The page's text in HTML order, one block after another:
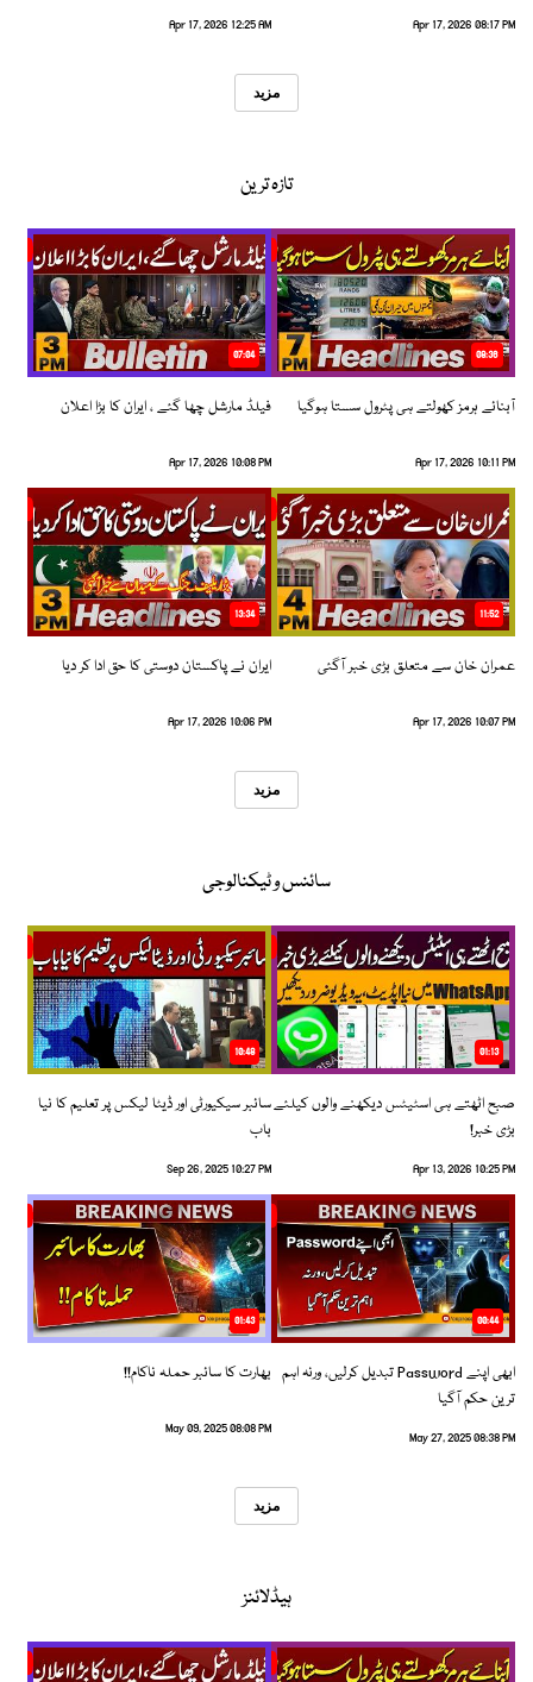
Apr 17, 2026 08:17 PM
Apr 17, 2026 12:25 AM
مزید
تازہ ترین
08:36
آبنائے ہرمز کھولتے ہی پٹرول سستا ہوگیا
Apr 17, 2026 10:11 PM
07:04
فیلڈ مارشل چھا گئے ، ایران کا بڑا اعلان
Apr 17, 2026 10:08 PM
11:52
عمران خان سے متعلق بڑی خبر آگئی
Apr 17, 2026 10:07 PM
13:34
ایران نے پاکستان دوستی کا حق ادا کر دیا
Apr 17, 2026 10:06 PM
مزید
سائنس و ٹیکنالوجی
01:13
صبح اٹھتے ہی اسٹیٹس دیکھنے والوں کیلئے
بڑی خبر!
Apr 13, 2026 10:25 PM
10:48
سائبر سیکیورٹی اور ڈیٹا لیکس پر تعلیم کا نیا
باب
Sep 26, 2025 10:27 PM
00:44
ابھی اپنے Password تبدیل کرلیں، ورنہ اہم
ترین حکم آگیا
May 27, 2025 08:38 PM
01:43
بھارت کا سائبر حملہ ناکام!!
May 09, 2025 08:08 PM
مزید
ہیڈلائنز